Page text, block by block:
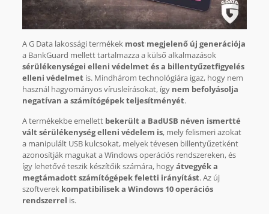
A G Data lakossági termékek most megjelenő új generációja
a BankGuard mellett tartalmazza a külső alkalmazások
sérülékenységei elleni védelmet és a billentyűzetfigyelés
elleni védelmetis. Mindhárom technológiára igaz, hogy nem
használ hagyományos vírusleírásokat, így nem befolyásolja
negatívan a számítógépek teljesítményét.
A termékekbe emellett bekerült a BadUSB néven ismertté
vált sérülékenység elleni védelem is, mely felismeri azokat
a manipulált USB kulcsokat, melyek tévesen billentyűzetként
azonosítják magukat a Windows operációs rendszereken, és
így lehetővé teszik készítőik számára, hogyátvegyék a
megtámadott számítógépek feletti irányítást. Az új
szoftverek kompatibilisek a Windows 10 operációs
rendszerrel is.